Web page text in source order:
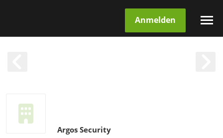
Anmelden
Argos Security